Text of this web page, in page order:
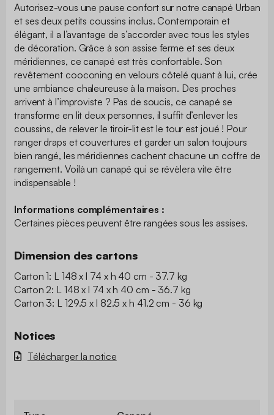
Autorisez-vous une pause confort sur notre canapé Urban
et ses deux petits coussins inclus. Contemporain et
élégant, il a l’avantage de s’accorder avec tous les styles
de décoration. Grâce à son assise ferme et ses deux
méridiennes, ce canapé est très confortable. Son
revêtement cooconing en velours côtelé quant à lui, crée
une ambiance chaleureuse à la maison. Des proches
arrivent à l’improviste ? Pas de soucis, ce canapé se
transforme en lit deux personnes, il suffit d’enlever les
coussins, de relever le tiroir-lit est le tour est joué ! Pour
ranger draps et couvertures et garder un salon toujours
bien rangé, les méridiennes cachent chacune un coffre de
rangement. Voilà un canapé qui se révèlera vite être
indispensable !
Informations complémentaires :
Certaines pièces peuvent être rangées sous les assises.
Dimension des cartons
Carton 1: L 148 x l 74 x h 40 cm - 37.7 kg
Carton 2: L 148 x l 74 x h 40 cm - 36.7 kg
Carton 3: L 129.5 x l 82.5 x h 41.2 cm - 36 kg
Notices
Télécharger la notice